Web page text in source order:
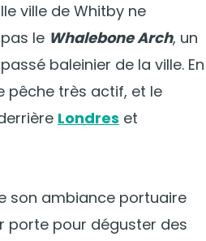
ville de Whitby ne
le Whalebone Arch, un
baleinier de la ville. En
pêche très actif, et le
Londres et
son ambiance portuaire
porte pour déguster des